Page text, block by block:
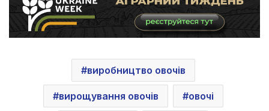
виробництво овочів
вирощування овочів овочі